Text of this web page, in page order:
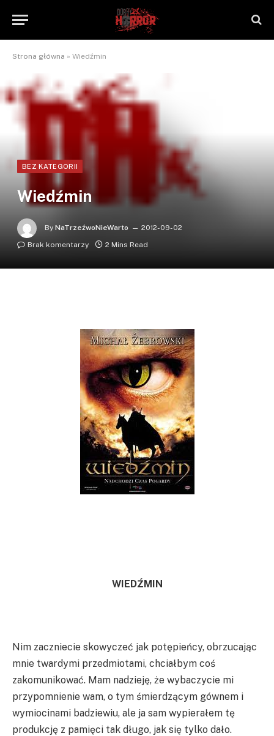
Strona główna » Wiedźmin
BEZ KATEGORII
Wiedźmin
By NaTrzeźwoNieWarto
2012-09-02
Brak komentarzy
2 Mins Read
WIEDŹMIN
Nim zaczniecie skowyczeć jak potępieńcy, obrzucając
mnie twardymi przedmiotami, chciałbym coś
zakomunikować. Mam nadzieję, że wybaczycie mi
przypomnienie wam, o tym śmierdzącym gównem i
wymiocinami badziewiu, ale ja sam wypierałem tę
produkcję z pamięci tak długo, jak się tylko dało.